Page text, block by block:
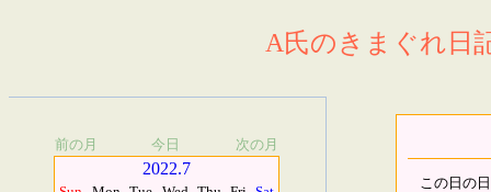
A氏のきまぐれ日
前の月 今日 次の月
2022.7
この日の